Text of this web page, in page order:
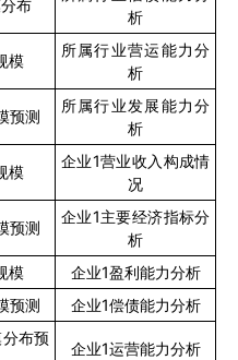
布
析
模
所属行业营运能力分
析
预测
所属行业发展能力分
析
模
企业1营业收入构成情
况
预测
企业1主要经济指标分
析
模 企业1盈利能力分析
预测 企业1偿债能力分析
布预
企业1运营能力分析